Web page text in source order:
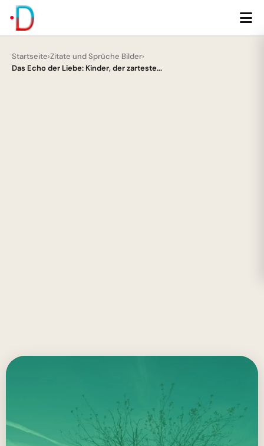
Startseite›Zitate und Sprüche Bilder›
Das Echo der Liebe: Kinder, der zarteste...